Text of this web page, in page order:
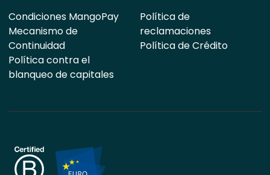
Condiciones MangoPay
Mecanismo de
Continuidad
Política contra el
blanqueo de capitales
Política de
reclamaciones
Política de Crédito